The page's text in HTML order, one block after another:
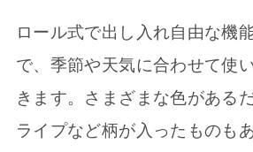
ロール式で出し入れ自由な機
で、季節や天気に合わせて使
きます。さまざまな色がある
ライプなど柄が入ったものも